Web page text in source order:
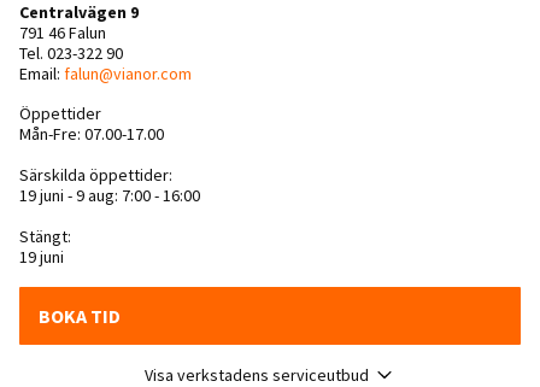
Centralvägen 9
791 46 Falun
Tel. 023-322 90
Email: falun@vianor.com
Öppettider
Mån-Fre: 07.00-17.00
Särskilda öppettider:
19 juni - 9 aug: 7:00 - 16:00
Stängt:
19 juni
BOKA TID
Visa verkstadens serviceutbud